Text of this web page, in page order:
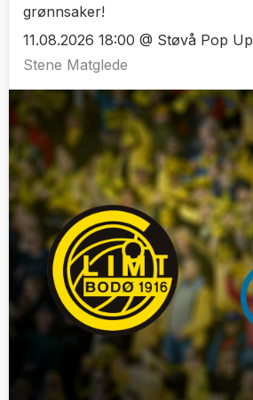
grønnsaker!
11.08.2026 18:00 @ Støvå Pop Up
Stene Matglede